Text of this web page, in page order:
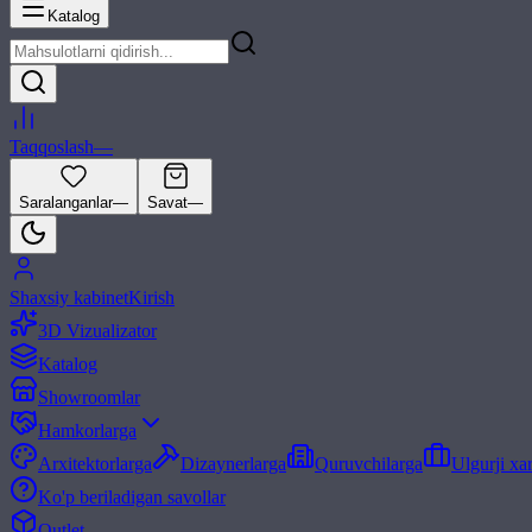
Katalog
Taqqoslash—
Saralanganlar— Savat—
Shaxsiy kabinetKirish
3D Vizualizator
Katalog
Showroomlar
Hamkorlarga
Arxitektorlarga
Dizaynerlarga Quruvchilarga
Ulgurji
Ko'p beriladigan savollar